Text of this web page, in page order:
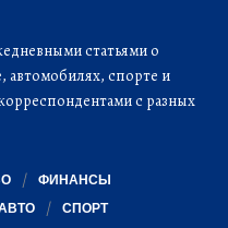
статьями о
автомобилях, спорте и
с разных
ФИНАНСЫ
СПОРТ